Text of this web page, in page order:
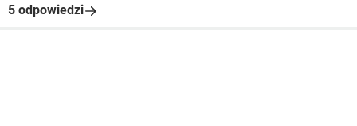
5 odpowiedzi